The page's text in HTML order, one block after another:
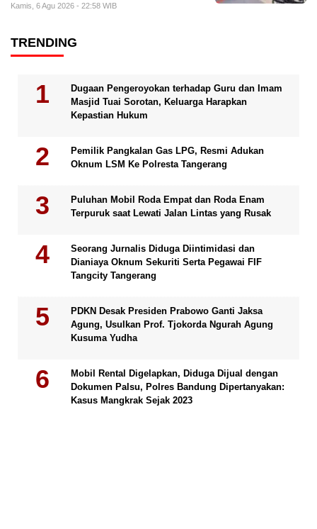
Kamis, 6 Agu 2026 - 22:58 WIB
TRENDING
Dugaan Pengeroyokan terhadap Guru dan Imam
Masjid Tuai Sorotan, Keluarga Harapkan
Kepastian Hukum
Pemilik Pangkalan Gas LPG, Resmi Adukan
Oknum LSM Ke Polresta Tangerang
Puluhan Mobil Roda Empat dan Roda Enam
Terpuruk saat Lewati Jalan Lintas yang Rusak
Seorang Jurnalis Diduga Diintimidasi dan
Dianiaya Oknum Sekuriti Serta Pegawai FIF
Tangcity Tangerang
PDKN Desak Presiden Prabowo Ganti Jaksa
Agung, Usulkan Prof. Tjokorda Ngurah Agung
Kusuma Yudha
Mobil Rental Digelapkan, Diduga Dijual dengan
Dokumen Palsu, Polres Bandung Dipertanyakan:
Kasus Mangkrak Sejak 2023